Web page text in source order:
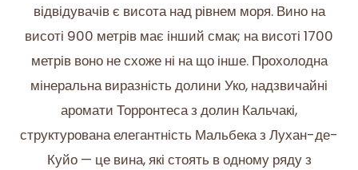
відвідувачів є висота над рівнем моря. Вино на
висоті 900 метрів має інший смак; на висоті 1700
метрів воно не схоже ні на що інше. Прохолодна
мінеральна виразність долини Уко, надзвичайні
аромати Торронтеса з долин Кальчакі,
структурована елегантність Мальбека з Лухан-де-
Куйо — це вина, які стоять в одному ряду з